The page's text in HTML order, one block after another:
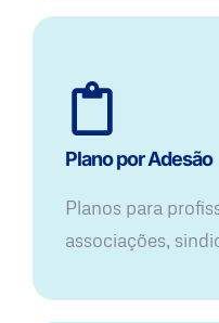
Plano por Adesão
Planos para
associações,